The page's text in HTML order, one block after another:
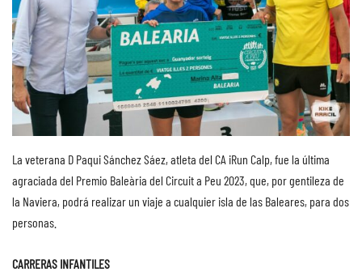
La veterana D Paqui Sánchez Sáez, atleta del CA iRun Calp, fue la última
agraciada del Premio Baleària del Circuit a Peu 2023, que, por gentileza de
la Naviera, podrá realizar un viaje a cualquier isla de las Baleares, para dos
personas.
CARRERAS INFANTILES